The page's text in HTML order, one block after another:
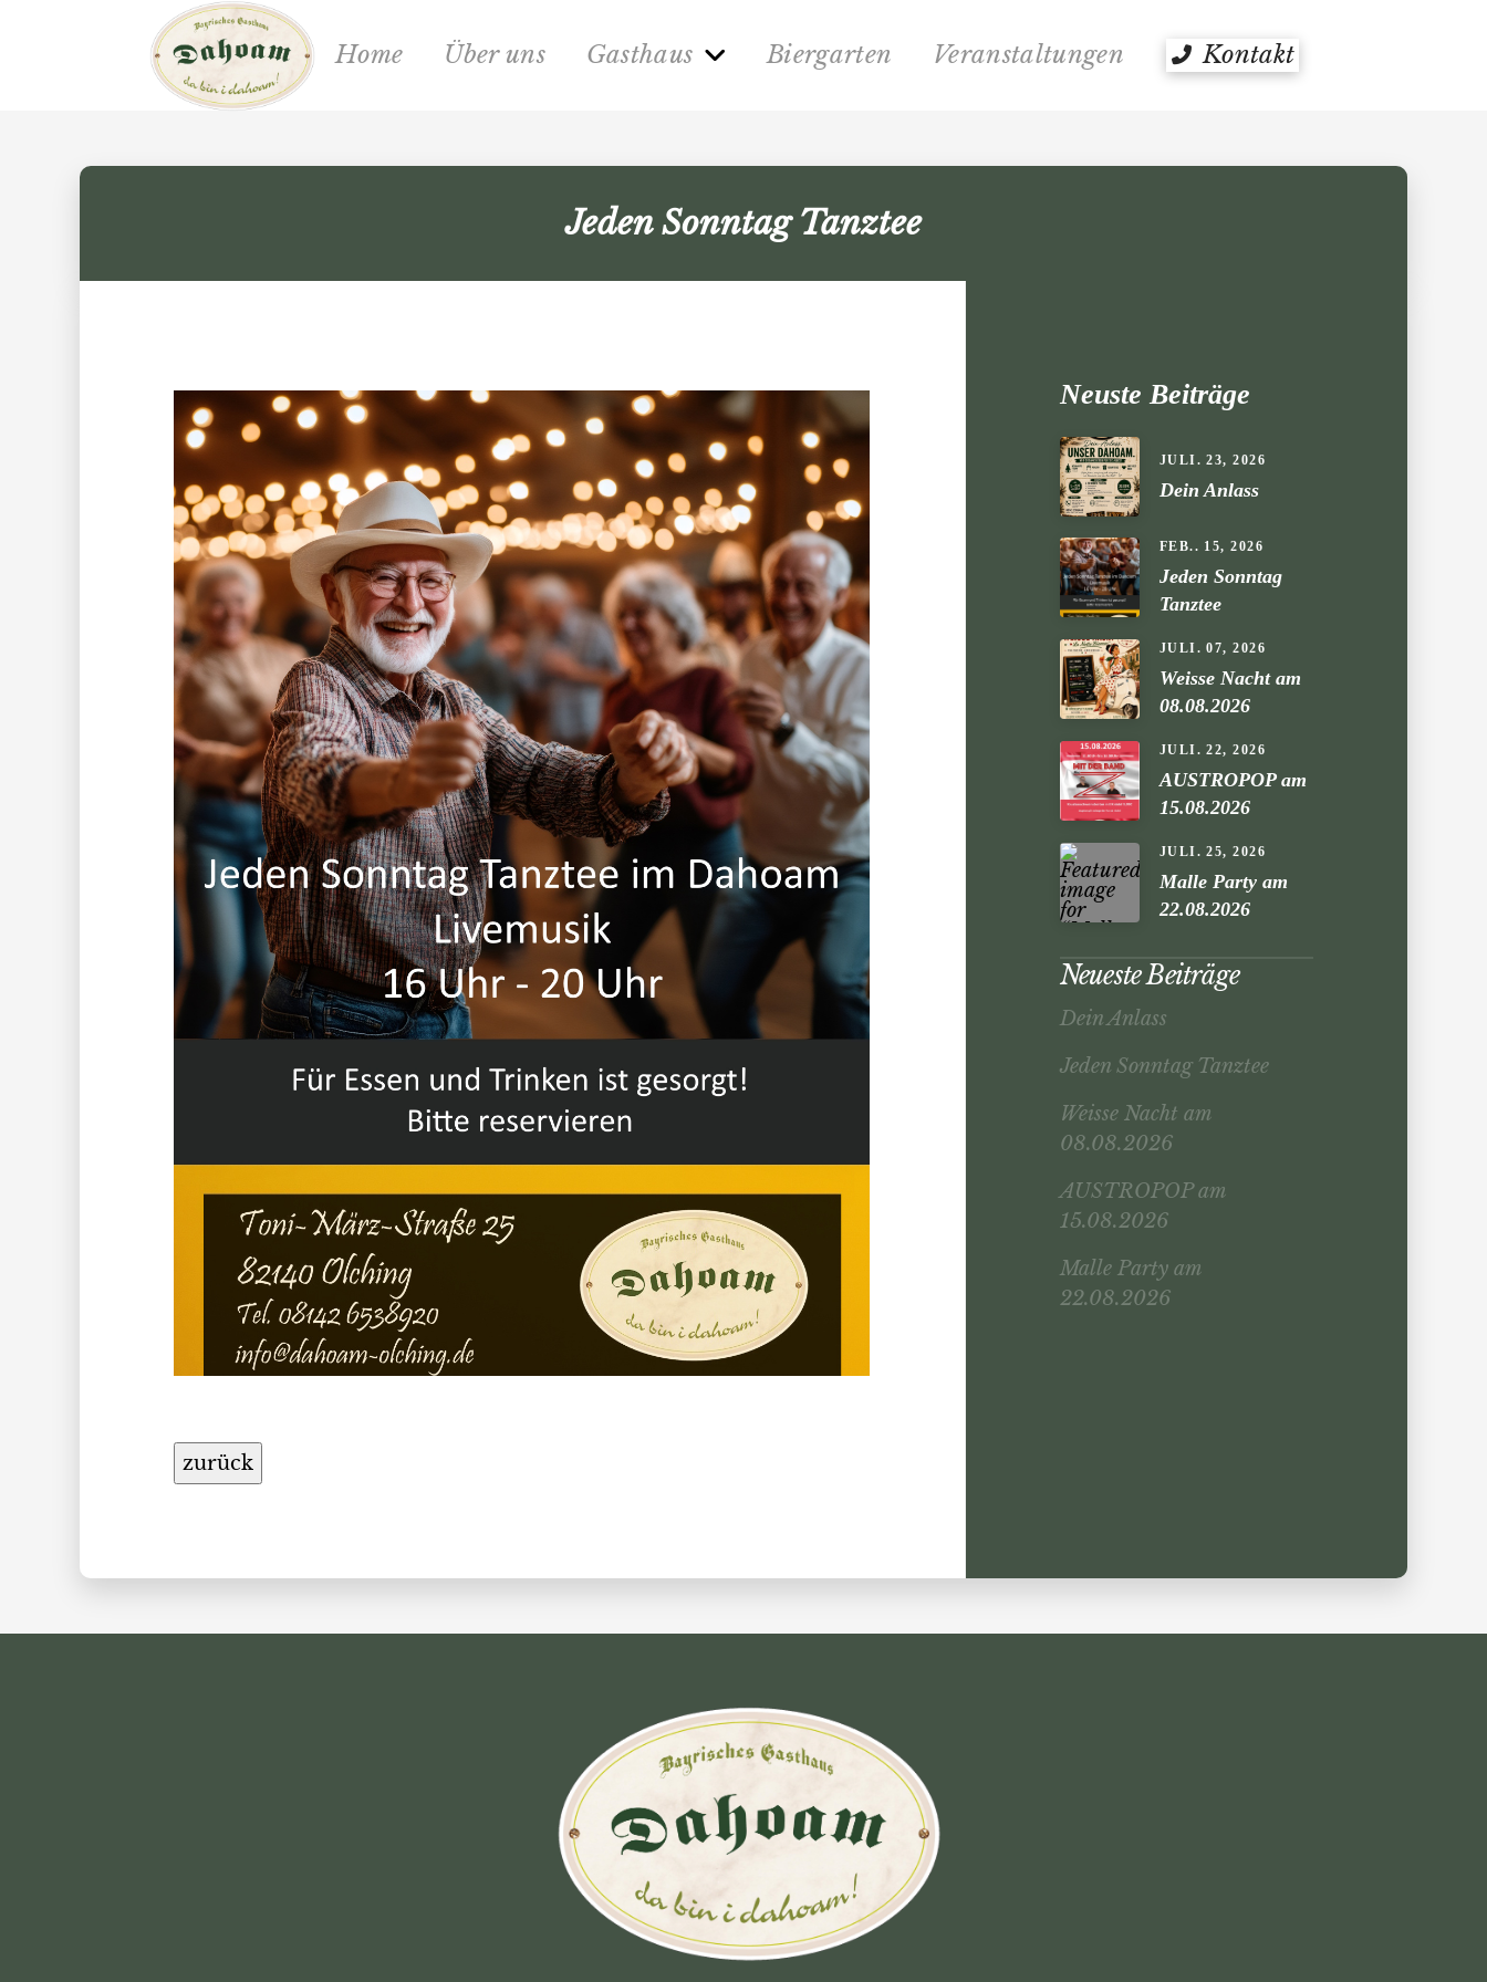
Home Über uns Gasthaus Biergarten Veranstaltungen Kontakt
Jeden Sonntag Tanztee
zurück
Neuste Beiträge
JULI. 23, 2026
Dein Anlass
FEB.. 15, 2026
Jeden Sonntag
Tanztee
JULI. 07, 2026
Weisse Nacht am
08.08.2026
JULI. 22, 2026
AUSTROPOP am
15.08.2026
JULI. 25, 2026
Malle Party am
22.08.2026
Neueste Beiträge
Dein Anlass
Jeden Sonntag Tanztee
Weisse Nacht am
08.08.2026
AUSTROPOP am
15.08.2026
Malle Party am
22.08.2026